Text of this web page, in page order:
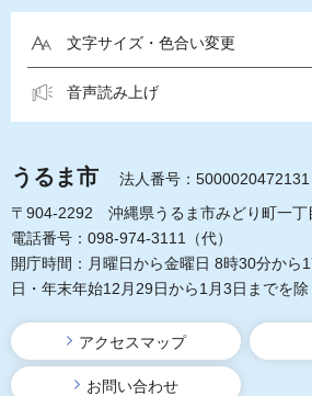
文字サイズ・色合い変更
音声読み上げ
うるま市
法人番号：5000020472131
〒904-2292 沖縄県うるま市みどり町一丁
電話番号：098-974-3111（代）
開庁時間：月曜日から金曜日 8時30分から
日・年末年始12月29日から1月3日までを除
アクセスマップ
お問い合わせ